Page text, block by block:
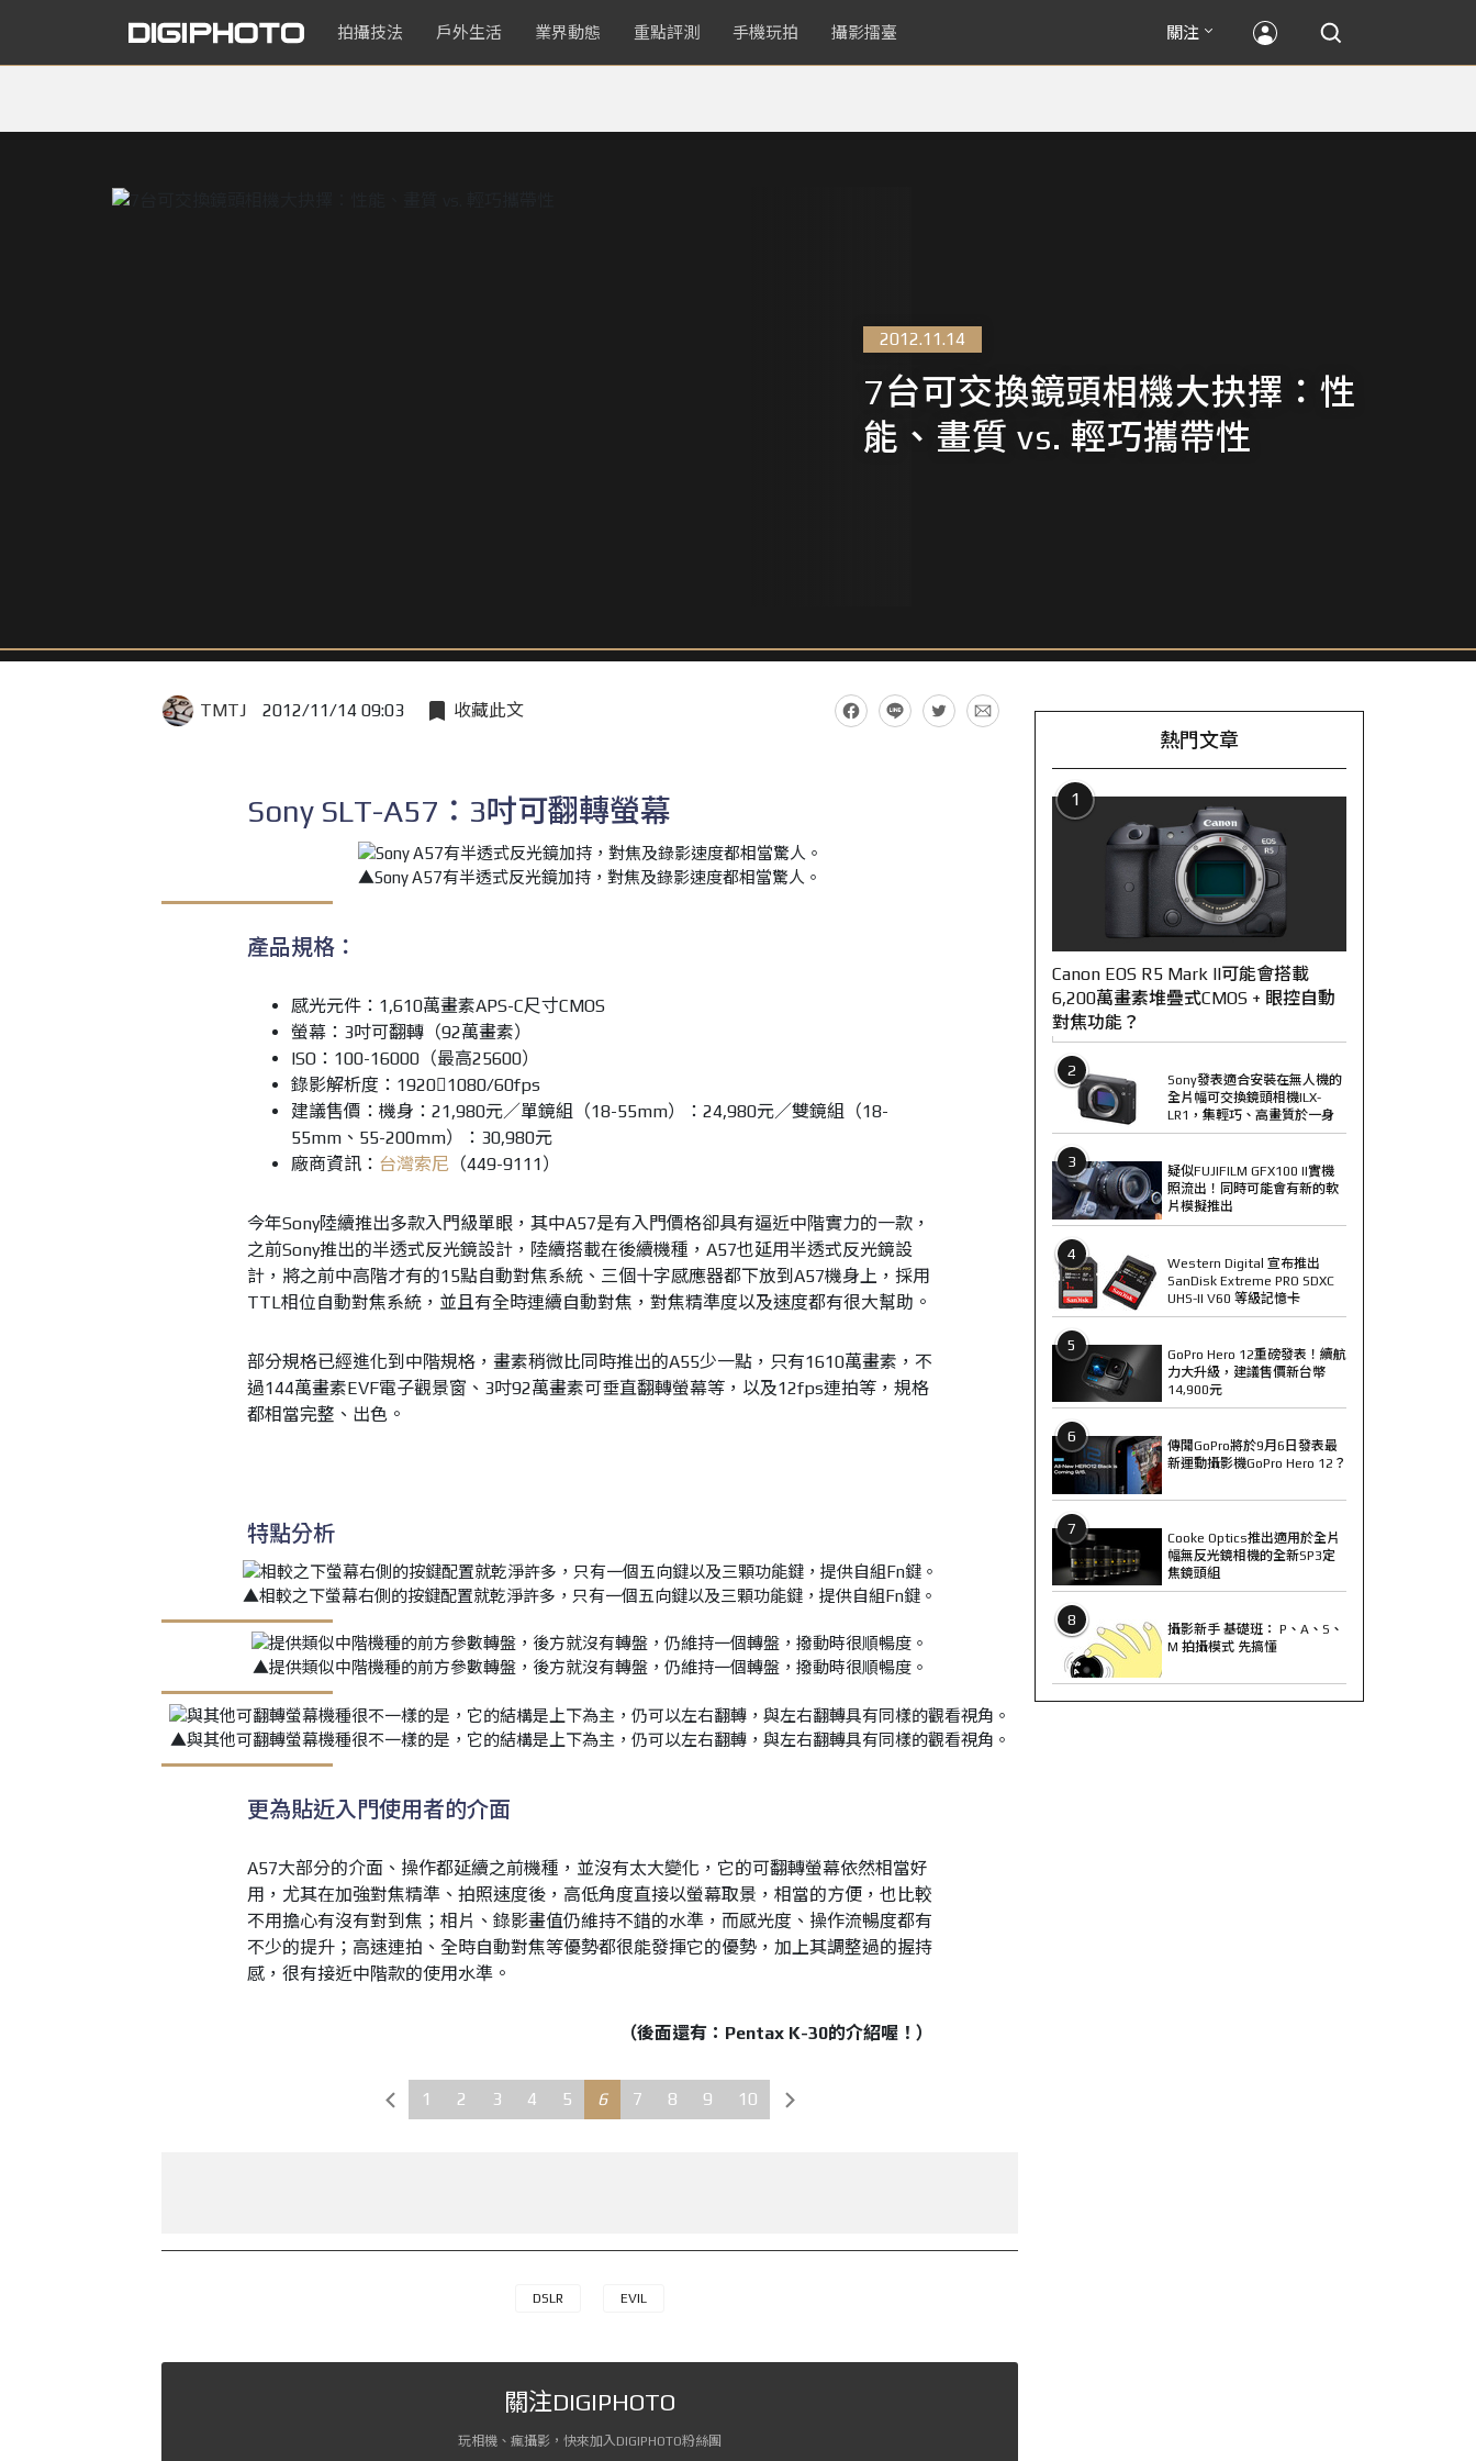
拍攝技法 戶外生活 業界動態 重點評測 手機玩拍 攝影擂臺 關注
2012.11.14
7台可交換鏡頭相機大抉擇：性
能、畫質 vs. 輕巧攜帶性
TMTJ 2012/11/14 09:03 收藏此文
Sony SLT-A57：3吋可翻轉螢幕
▲Sony A57有半透式反光鏡加持，對焦及錄影速度都相當驚人。
產品規格：
感光元件：1,610萬畫素APS-C尺寸CMOS
螢幕：3吋可翻轉（92萬畫素）
ISO：100-16000（最高25600）
錄影解析度：19201080/60fps
建議售價：機身：21,980元／單鏡組（18-55mm）：24,980元／雙鏡組（18-
55mm、55-200mm）：30,980元
廠商資訊： 台灣索尼（449-9111）
今年Sony陸續推出多款入門級單眼，其中A57是有入門價格卻具有逼近中階實力的一款，
之前Sony推出的半透式反光鏡設計，陸續搭載在後續機種，A57也延用半透式反光鏡設
計，將之前中高階才有的15點自動對焦系統、三個十字感應器都下放到A57機身上，採用
TTL相位自動對焦系統，並且有全時連續自動對焦，對焦精準度以及速度都有很大幫助。
部分規格已經進化到中階規格，畫素稍微比同時推出的A55少一點，只有1610萬畫素，不
過144萬畫素EVF電子觀景窗、3吋92萬畫素可垂直翻轉螢幕等，以及12fps連拍等，規格
都相當完整、出色。
特點分析
▲相較之下螢幕右側的按鍵配置就乾淨許多，只有一個五向鍵以及三顆功能鍵，提供自組Fn鍵。
▲提供類似中階機種的前方參數轉盤，後方就沒有轉盤，仍維持一個轉盤，撥動時很順暢度。
▲與其他可翻轉螢幕機種很不一樣的是，它的結構是上下為主，仍可以左右翻轉，與左右翻轉具有同樣的觀看視角。
更為貼近入門使用者的介面
A57大部分的介面、操作都延續之前機種，並沒有太大變化，它的可翻轉螢幕依然相當好
用，尤其在加強對焦精準、拍照速度後，高低角度直接以螢幕取景，相當的方便，也比較
不用擔心有沒有對到焦；相片、錄影畫值仍維持不錯的水準，而感光度、操作流暢度都有
不少的提升；高速連拍、全時自動對焦等優勢都很能發揮它的優勢，加上其調整過的握持
感，很有接近中階款的使用水準。
（後面還有：Pentax K-30的介紹喔！）
1 2 3 4 5 6 7 8 9 10
DSLR EVIL
關注DIGIPHOTO
玩相機、瘋攝影，快來加入DIGIPHOTO粉絲團
熱門文章
1
Canon EOS R5 Mark II可能會搭載
6,200萬畫素堆疊式CMOS + 眼控自動
對焦功能？
2
Sony發表適合安裝在無人機的
全片幅可交換鏡頭相機ILX-
LR1，集輕巧、高畫質於一身
3
疑似FUJIFILM GFX100 II實機
照流出！同時可能會有新的軟
片模擬推出
4
Western Digital 宣布推出
SanDisk Extreme PRO SDXC
UHS-II V60 等級記憶卡
5
GoPro Hero 12重磅發表！續航
力大升級，建議售價新台幣
14,900元
6
傳聞GoPro將於9月6日發表最
新運動攝影機GoPro Hero 12？
7
Cooke Optics推出適用於全片
幅無反光鏡相機的全新SP3定
焦鏡頭組
8
攝影新手 基礎班： P、A、S、
M 拍攝模式 先搞懂